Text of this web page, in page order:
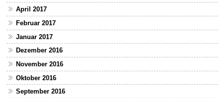
April 2017
Februar 2017
Januar 2017
Dezember 2016
November 2016
Oktober 2016
September 2016